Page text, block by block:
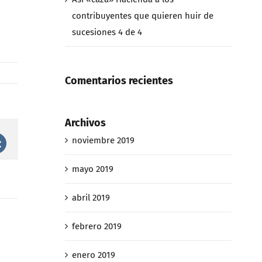
contribuyentes que quieren huir de
sucesiones 4 de 4
Comentarios recientes
Archivos
noviembre 2019
mayo 2019
abril 2019
febrero 2019
enero 2019